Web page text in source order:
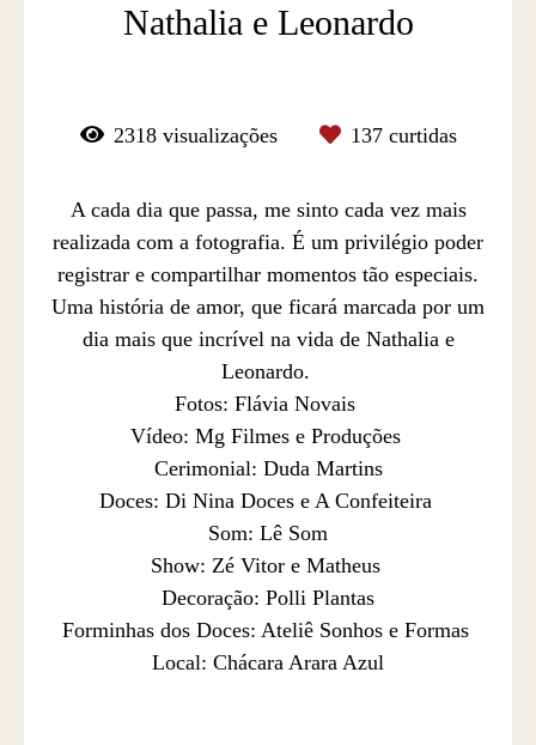
Nathalia e Leonardo
2318visualizações 137curtidas
A cada dia que passa, me sinto cada vez mais
realizada com a fotografia. É um privilégio poder
registrar e compartilhar momentos tão especiais.
Uma história de amor, que ficará marcada por um
dia mais que incrível na vida de Nathalia e
Leonardo.
Fotos: Flávia Novais
Vídeo: Mg Filmes e Produções
Cerimonial: Duda Martins
Doces: Di Nina Doces e A Confeiteira
Som: Lê Som
Show: Zé Vitor e Matheus
Decoração: Polli Plantas
Forminhas dos Doces: Ateliê Sonhos e Formas
Local: Chácara Arara Azul